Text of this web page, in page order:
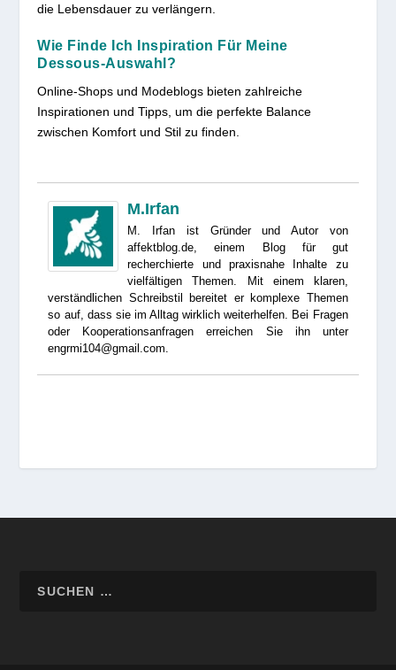
die Lebensdauer zu verlängern.
Wie Finde Ich Inspiration Für Meine
Dessous-Auswahl?
Online-Shops und Modeblogs bieten zahlreiche
Inspirationen und Tipps, um die perfekte Balance
zwischen Komfort und Stil zu finden.
M.Irfan
M. Irfan ist Gründer und Autor von
affektblog.de, einem Blog für gut
recherchierte und praxisnahe Inhalte zu
vielfältigen Themen. Mit einem klaren,
verständlichen Schreibstil bereitet er komplexe Themen
so auf, dass sie im Alltag wirklich weiterhelfen. Bei Fragen
oder Kooperationsanfragen erreichen Sie ihn unter
engrmi104@gmail.com.